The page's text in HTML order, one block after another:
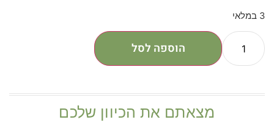
3 במלאי
הוספה לסל
מצאתם את הכיוון שלכם